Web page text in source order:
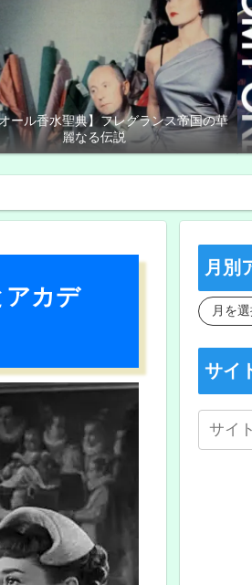
ール香水聖典】フレグランス帝国の華
麗なる伝説
アカデ
月別
サイ